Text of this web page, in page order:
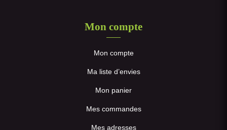
Mon compte
Mon compte
Ma liste d’envies
Mon panier
Mes commandes
Mes adresses